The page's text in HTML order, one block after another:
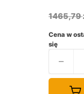
1465,79
Cena w
się